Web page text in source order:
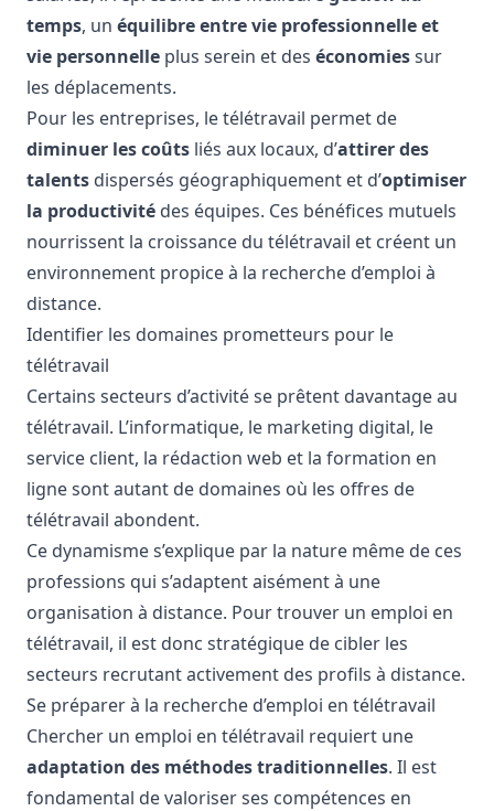
temps, un équilibre entre vie professionnelle et
vie personnelle plus serein et des économiessur
les déplacements.
Pour les entreprises, le télétravail permet de
diminuer les coûts liés aux locaux, d’attirer des
talents dispersés géographiquement et d’optimiser
la productivité des équipes. Ces bénéfices mutuels
nourrissent la croissance du télétravail et créent un
environnement propice à la recherche d’emploi à
distance.
Identifier les domaines prometteurs pour le
télétravail
Certains secteurs d’activité se prêtent davantage au
télétravail. L’informatique, le marketing digital, le
service client, la rédaction web et la formation en
ligne sont autant de domaines où les offres de
télétravail abondent.
Ce dynamisme s’explique par la nature même de ces
professions qui s’adaptent aisément à une
organisation à distance. Pour trouver un emploi en
télétravail, il est donc stratégique de cibler les
secteurs recrutant activement des profils à distance.
Se préparer à la recherche d’emploi en télétravail
Chercher un emploi en télétravail requiert une
adaptation des méthodes traditionnelles. Il est
fondamental de valoriser ses compétences en